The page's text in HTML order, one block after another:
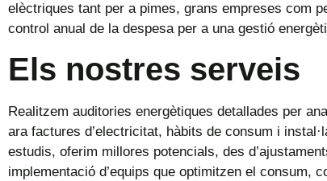
elèctriques tant per a pimes, grans empreses com
control anual de la despesa per a una gestió
Els nostres serveis
Realitzem auditories energètiques detallades per
ara factures d’electricitat, hàbits de consum i
estudis, oferim millores potencials, des
implementació d’equips que optimitzen el consum,